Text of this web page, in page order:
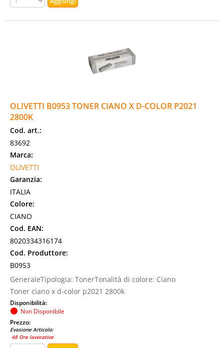
OLIVETTI B0953 TONER CIANO X D-COLOR P2021
2800K
Cod. art.:
83692
Marca:
OLIVETTI
Garanzia:
ITALIA
Colore:
CIANO
Cod. EAN:
8020334316174
Cod. Produttore:
B0953
GeneraleTipologia: TonerTonalità di colore: Ciano
Toner ciano x d-color p2021 2800k
Disponibilità:
Non Disponibile
Prezzo:
Evasione Articolo:
48 Ore lavorative